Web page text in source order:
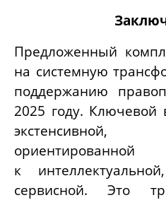
Предложенный
на системную
поддержанию
2025 году. Ключевой
к
сервисной. Это